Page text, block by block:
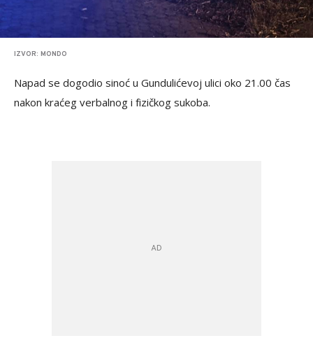
IZVOR: MONDO
Napad se dogodio sinoć u Gundulićevoj ulici oko 21.00 čas
nakon kraćeg verbalnog i fizičkog sukoba.